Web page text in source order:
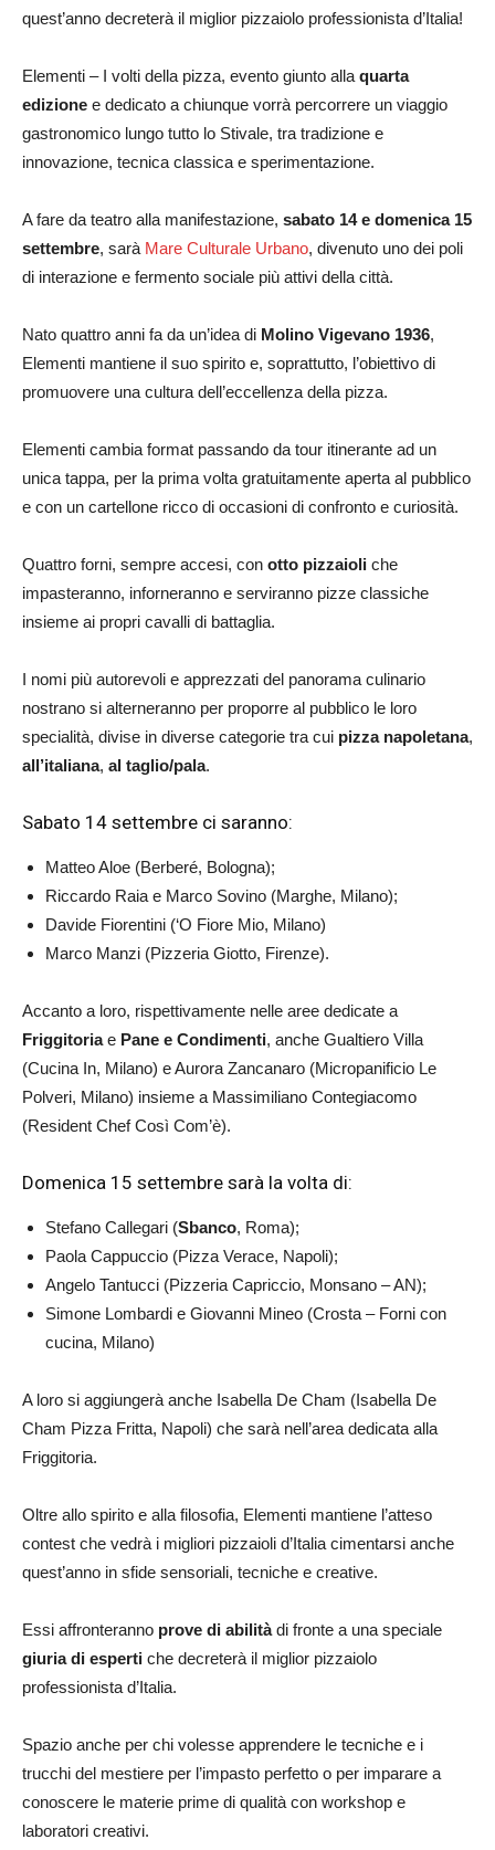
quest’anno decreterà il miglior pizzaiolo professionista d’Italia!
Elementi – I volti della pizza, evento giunto alla quarta
edizione e dedicato a chiunque vorrà percorrere un viaggio
gastronomico lungo tutto lo Stivale, tra tradizione e
innovazione, tecnica classica e sperimentazione.
A fare da teatro alla manifestazione, sabato 14 e domenica 15
settembre, sarà Mare Culturale Urbano, divenuto uno dei poli
di interazione e fermento sociale più attivi della città.
Nato quattro anni fa da un’idea di Molino Vigevano 1936,
Elementi mantiene il suo spirito e, soprattutto, l’obiettivo di
promuovere una cultura dell’eccellenza della pizza.
Elementi cambia format passando da tour itinerante ad un
unica tappa, per la prima volta gratuitamente aperta al pubblico
e con un cartellone ricco di occasioni di confronto e curiosità.
Quattro forni, sempre accesi, con otto pizzaioli che
impasteranno, inforneranno e serviranno pizze classiche
insieme ai propri cavalli di battaglia.
I nomi più autorevoli e apprezzati del panorama culinario
nostrano si alterneranno per proporre al pubblico le loro
specialità, divise in diverse categorie tra cui pizza napoletana,
all’italiana, al taglio/pala.
Sabato 14 settembre ci saranno:
Matteo Aloe (Berberé, Bologna);
Riccardo Raia e Marco Sovino (Marghe, Milano);
Davide Fiorentini (‘O Fiore Mio, Milano)
Marco Manzi (Pizzeria Giotto, Firenze).
Accanto a loro, rispettivamente nelle aree dedicate a
Friggitoriae Pane e Condimenti, anche Gualtiero Villa
(Cucina In, Milano) e Aurora Zancanaro (Micropanificio Le
Polveri, Milano) insieme a Massimiliano Contegiacomo
(Resident Chef Così Com’è).
Domenica 15 settembre sarà la volta di:
Stefano Callegari (Sbanco, Roma);
Paola Cappuccio (Pizza Verace, Napoli);
Angelo Tantucci (Pizzeria Capriccio, Monsano – AN);
Simone Lombardi e Giovanni Mineo (Crosta – Forni con
cucina, Milano)
A loro si aggiungerà anche Isabella De Cham (Isabella De
Cham Pizza Fritta, Napoli) che sarà nell’area dedicata alla
Friggitoria.
Oltre allo spirito e alla filosofia, Elementi mantiene l’atteso
contest che vedrà i migliori pizzaioli d’Italia cimentarsi anche
quest’anno in sfide sensoriali, tecniche e creative.
Essi affronteranno prove di abilitàdi fronte a una speciale
giuria di esperti che decreterà il miglior pizzaiolo
professionista d’Italia.
Spazio anche per chi volesse apprendere le tecniche e i
trucchi del mestiere per l’impasto perfetto o per imparare a
conoscere le materie prime di qualità con workshop e
laboratori creativi.